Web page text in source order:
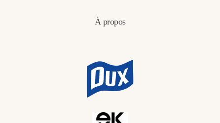
À propos